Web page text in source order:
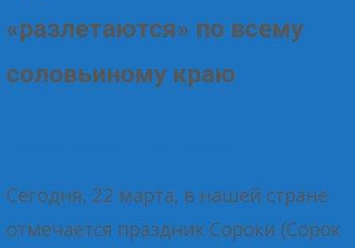
«разлетаются» по всему
соловьиному краю
Сегодня, 22 марта, в нашей стране
отмечается праздник Сороки (Сорок